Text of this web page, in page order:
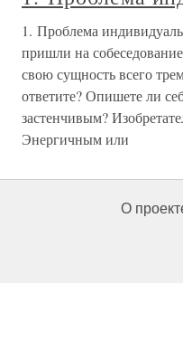
1. Проблема
пришли на
свою сущность всего
ответите? Опишете ли
застенчивым?
Энергичным или
О